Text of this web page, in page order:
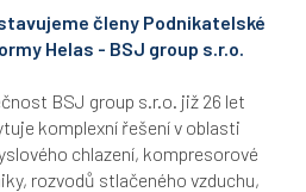
členy Podnikatelské
Helas - BSJ group s.r.o.
BSJ group s.r.o. již 26 let
komplexní řešení v oblasti
chlazení, kompresorové
rozvodů stlačeného vzduchu,